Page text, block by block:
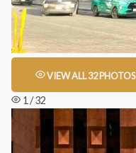
VIEW ALL 32 PHOTOS
1 / 32